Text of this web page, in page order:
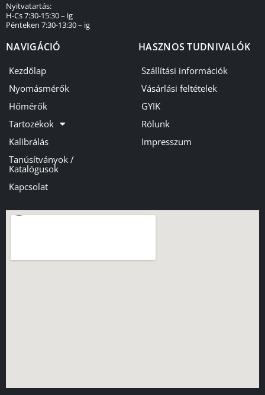
Nyitvatartás:
H-Cs 7:30-15:30 – ig
Pénteken 7:30-13:30 – ig
NAVIGÁCIÓ
Kezdőlap
Nyomásmérők
Hőmérők
Tartozékok
Kalibrálás
Tanúsítványok /
Katalógusok
Kapcsolat
HASZNOS TUDNIVALÓK
Szállítási információk
Vásárlási feltételek
GYIK
Rólunk
Impresszum